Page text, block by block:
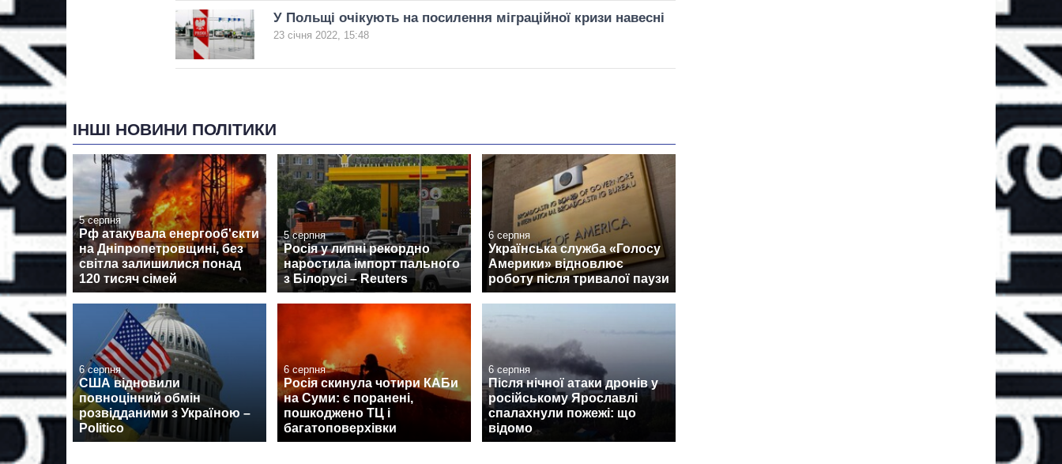
У Польщі очікують на посилення міграційної кризи навесні
23 січня 2022, 15:48
ІНШІ НОВИНИ ПОЛІТИКИ
5 серпня
Рф атакувала енергооб'єкти
на Дніпропетровщині, без
світла залишилися понад
120 тисяч сімей
5 серпня
Росія у липні рекордно
наростила імпорт пального
з Білорусі – Reuters
6 серпня
Українська служба «Голосу
Америки» відновлює
роботу після тривалої паузи
6 серпня
США відновили
повноцінний обмін
розвідданими з Україною –
Politico
6 серпня
Росія скинула чотири КАБи
на Суми: є поранені,
пошкоджено ТЦ і
багатоповерхівки
6 серпня
Після нічної атаки дронів у
російському Ярославлі
спалахнули пожежі: що
відомо